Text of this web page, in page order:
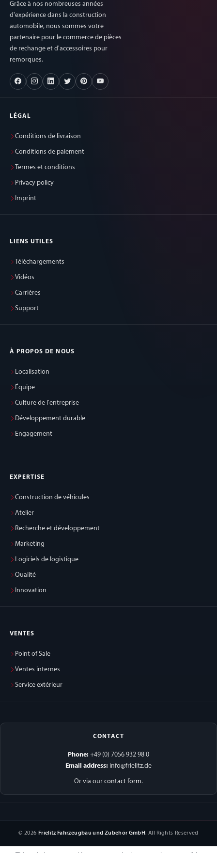
Grâce à nos nombreuses années
d'expérience dans la construction
automobile, nous sommes votre
partenaire pour le commerce de pièces
de rechange et d'accessoires pour
remorques.
LÉGAL
Conditions de livraison
Conditions de paiement
Termes et conditions
Privacy policy
Imprint
LIENS UTILES
Téléchargements
Vidéos
Carrières
Support
À PROPOS DE NOUS
Localisation
Équipe
Culture de l'entreprise
Développement durable
Engagement
EXPERTISE
Construction de véhicules
Atelier
Recherche et développement
Marketing
Logiciels de logistique
Qualité
Innovation
VENTES
Point of Sale
Ventes internes
Service extérieur
CONTACT
Phone: +49 (0) 7056 932 98 0
Email address: info@frielitz.de
Or via our contact form.
© 2026 Frielitz Fahrzeugbau und Zubehör GmbH. All Rights Reserved